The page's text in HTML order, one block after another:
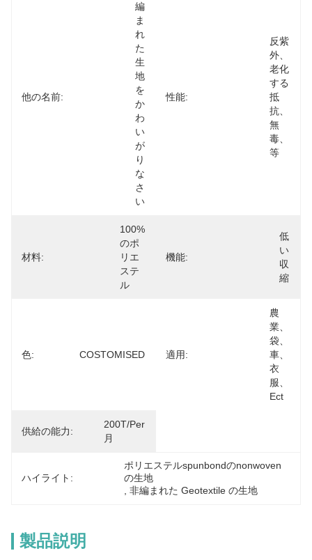
他の名前:
編
ま
れ
た
生
地
を
か
わ
い
が
り
な
さ
い
性能:
反紫
外、
老化
する
抵
抗、
無
毒、
等
材料:
100%
のポ
リエ
ステ
ル
機能:
低
い
収
縮
色: COSTOMISED 適用:
農
業、
袋、
車、
衣
服、
Ect
供給の能力:
200T/per
月
ハイライト:
ポリエステルspunbondのnonwoven
の生地
, 非編まれた Geotextile の生地
製品説明